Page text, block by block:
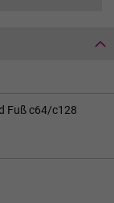
Fuß c64/c128